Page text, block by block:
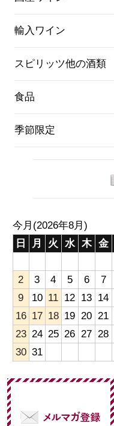
輸入ワイン
スピリッツ他の酒類
食品
季節限定
今月(2026年8月)
日
月 火 水 木 金
2
3 4 5 6 7
9
10 11 12 13 14
16 17 18 19 20 21
23 24 25 26 27 28
30 31